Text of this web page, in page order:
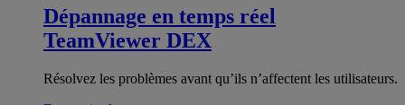
Dépannage en temps réel
TeamViewer DEX
Résolvez les problèmes avant qu’ils n’affectent les utilisateurs.